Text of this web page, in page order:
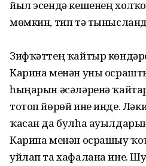
йыл эсендә кешенең
мөмкин, тип тә
Зифҡәттең ҡайтыр
Карина менән уны
һыңарын әсәләренә
тотоп йөрөй ине инде.
ҡасан да булһа
Карина менән осрашыу
уйлап та хафалана ине.